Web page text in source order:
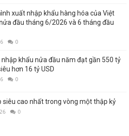
xuất nhập khẩu hàng hóa của Việt
đầu tháng 6/2026 và 6 tháng đầu
0
nhập khẩu nửa đầu năm đạt gần 550 tỷ
hơn 16 tỷ USD
0
siêu cao nhất trong vòng một thập kỷ
0